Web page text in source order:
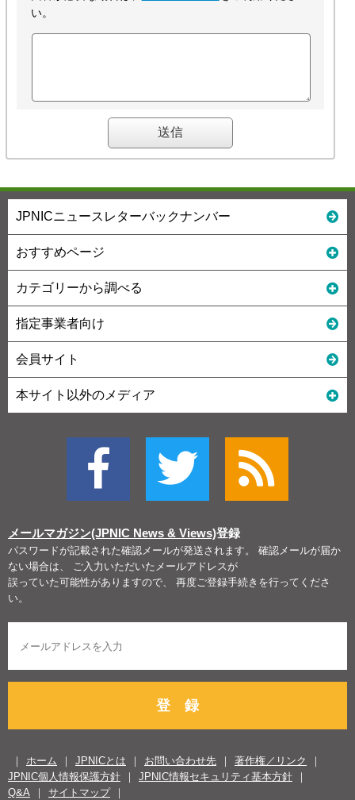
い。
JPNICニュースレターバックナンバー
おすすめページ
カテゴリーから調べる
指定事業者向け
会員サイト
本サイト以外のメディア
メールマガジン(JPNIC News & Views)登録
パスワードが記載された確認メールが発送されます。 確認メールが届か
ない場合は、 ご入力いただいたメールアドレスが
誤っていた可能性がありますので、 再度ご登録手続きを行ってくださ
い。
登 録
ホーム JPNICとは お問い合わせ先
著作権／リンク
JPNIC個人情報保護方針
JPNIC情報セキュリティ基本方針
Q&A
サイトマップ